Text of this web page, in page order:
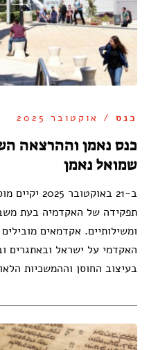
כנס / אוקטובר 2025
כנס נאמן וההרצאה
שמואל נאמן
ב-21
תפקידה של האקדמיה בעת
ומשילותיים. אקדמאים
האקדמי על ישראל ובאתגרים
בעיצוב החוסן וההמשכיות